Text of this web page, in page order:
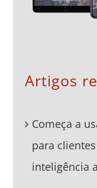
Artigos
Começa a
para
inteligência